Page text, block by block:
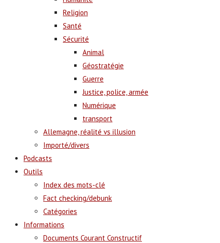
Religion
Santé
Sécurité
Animal
Géostratégie
Guerre
Justice, police, armée
Numérique
transport
Allemagne, réalité vs illusion
Importé/divers
Podcasts
Outils
Index des mots-clé
Fact checking/debunk
Catégories
Informations
Documents Courant Constructif